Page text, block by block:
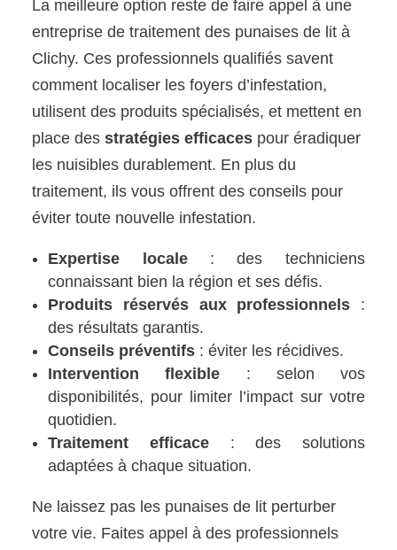
La meilleure option reste de faire appel à une
entreprise de traitement des punaises de lit à
Clichy. Ces professionnels qualifiés savent
comment localiser les foyers d’infestation,
utilisent des produits spécialisés, et mettent en
place desstratégies efficaces pour éradiquer
les nuisibles durablement. En plus du
traitement, ils vous offrent des conseils pour
éviter toute nouvelle infestation.
Expertise locale: des techniciens
connaissant bien la région et ses défis.
Produits réservés aux professionnels :
des résultats garantis.
Conseils préventifs : éviter les récidives.
Intervention flexible : selon vos
disponibilités, pour limiter l’impact sur votre
quotidien.
Traitement efficace: des solutions
adaptées à chaque situation.
Ne laissez pas les punaises de lit perturber
votre vie. Faites appel à des professionnels